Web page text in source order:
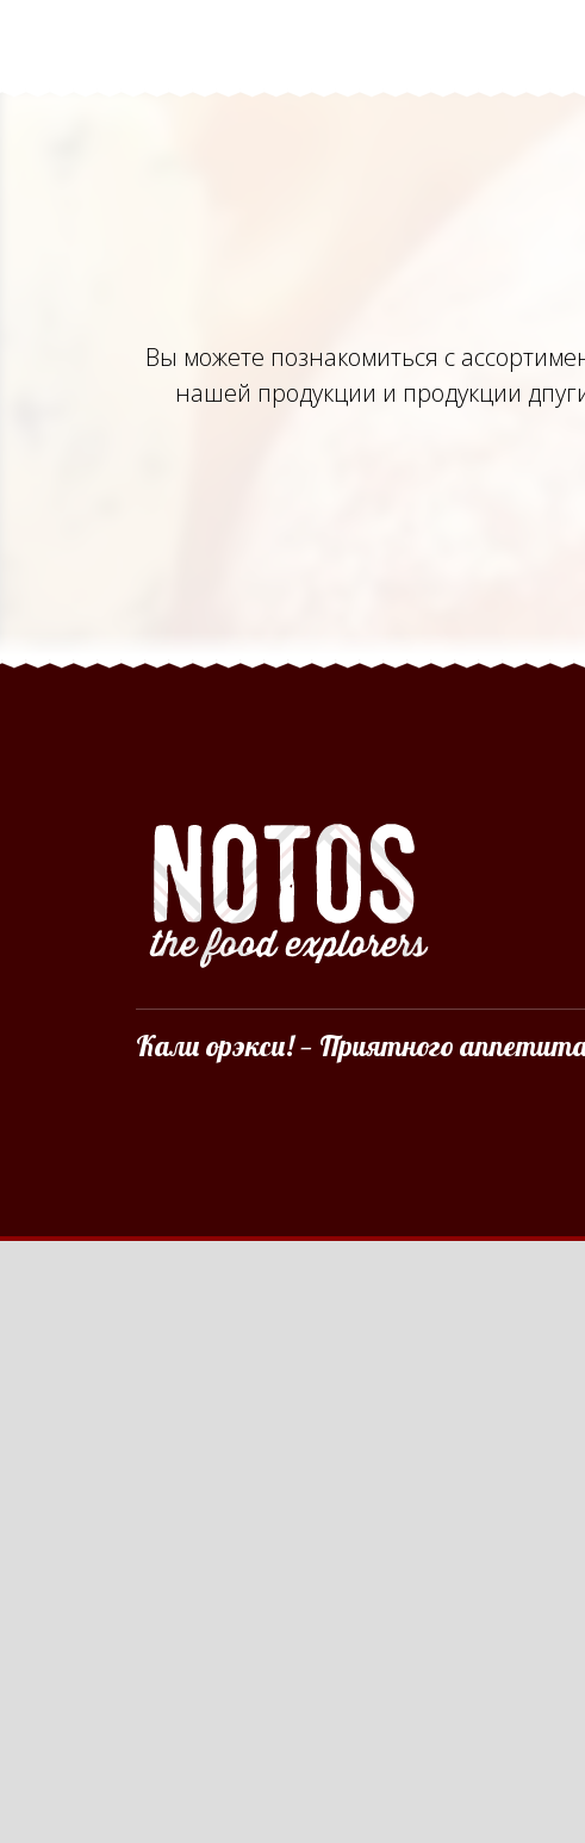
Вы можете познакомиться с
нашей продукции и продукции
Кали орэкси! — Приятного